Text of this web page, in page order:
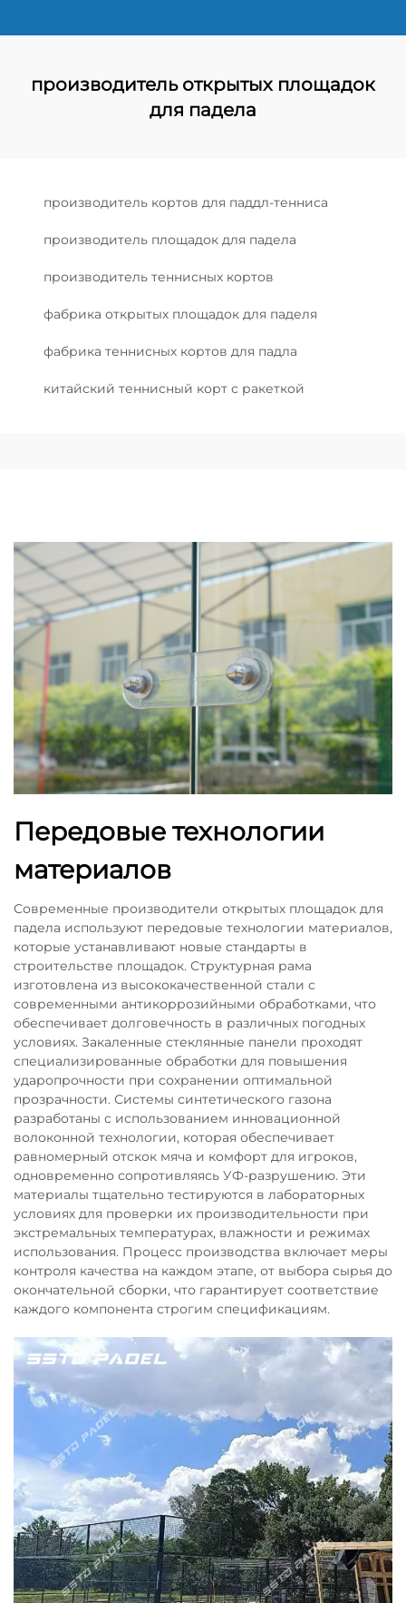
производитель открытых площадок
для падела
производитель кортов для паддл-тенниса
производитель площадок для падела
производитель теннисных кортов
фабрика открытых площадок для паделя
фабрика теннисных кортов для падла
китайский теннисный корт с ракеткой
Передовые технологии
материалов
Современные производители открытых площадок для
падела используют передовые технологии материалов,
которые устанавливают новые стандарты в
строительстве площадок. Структурная рама
изготовлена из высококачественной стали с
современными антикоррозийными обработками, что
обеспечивает долговечность в различных погодных
условиях. Закаленные стеклянные панели проходят
специализированные обработки для повышения
ударопрочности при сохранении оптимальной
прозрачности. Системы синтетического газона
разработаны с использованием инновационной
волоконной технологии, которая обеспечивает
равномерный отскок мяча и комфорт для игроков,
одновременно сопротивляясь УФ-разрушению. Эти
материалы тщательно тестируются в лабораторных
условиях для проверки их производительности при
экстремальных температурах, влажности и режимах
использования. Процесс производства включает меры
контроля качества на каждом этапе, от выбора сырья до
окончательной сборки, что гарантирует соответствие
каждого компонента строгим спецификациям.